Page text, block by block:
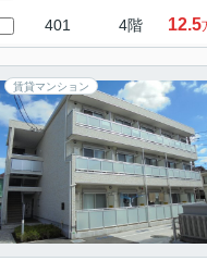
401 4階 12.5
賃貸マンション